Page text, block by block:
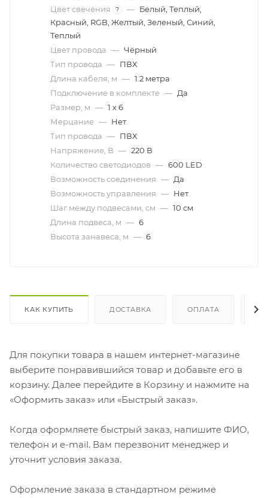
Цвет свечения
? — Белый, Теплый,
Красный, RGB, Желтый, Зеленый, Синий,
Теплый
Цвет провода — Чёрный
Тип провода — ПВХ
Длина кабеля, м — 1.2 метра
Подключение в комплекте — Да
Размер, м — 1 х 6
Мерцание — Нет
Тип провода — ПВХ
Напряжение, В — 220 В
Количество светодиодов — 600 LED
Возможность соединения — Да
Возможность управления — Нет
Шаг между подвесами, см — 10 см
Длина подвеса, м — 6
Высота занавеса, м — 6
КАК КУПИТЬ ДОСТАВКА ОПЛАТА
Для покупки товара в нашем интернет-магазине
выберите понравившийся товар и добавьте его в
корзину. Далее перейдите в Корзину и нажмите на
«Оформить заказ» или «Быстрый заказ».
Когда оформляете быстрый заказ, напишите ФИО,
телефон и e-mail. Вам перезвонит менеджер и
уточнит условия заказа.
Оформление заказа в стандартном режиме